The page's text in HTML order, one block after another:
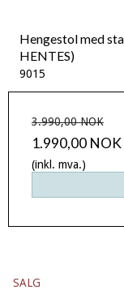
Hengestol med
HENTES)
9015
3.990,00 NOK
1.990,00 NOK
(inkl. mva.)
SALG